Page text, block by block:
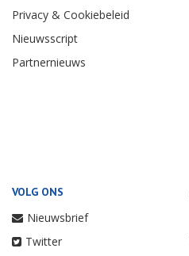
Privacy & Cookiebeleid
Nieuwsscript
Partnernieuws
VOLG ONS
Nieuwsbrief
Twitter